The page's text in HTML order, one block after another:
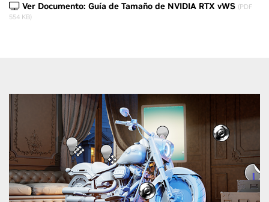
Ver Documento: Guía de Tamaño de NVIDIA RTX vWS (PDF
554 KB)